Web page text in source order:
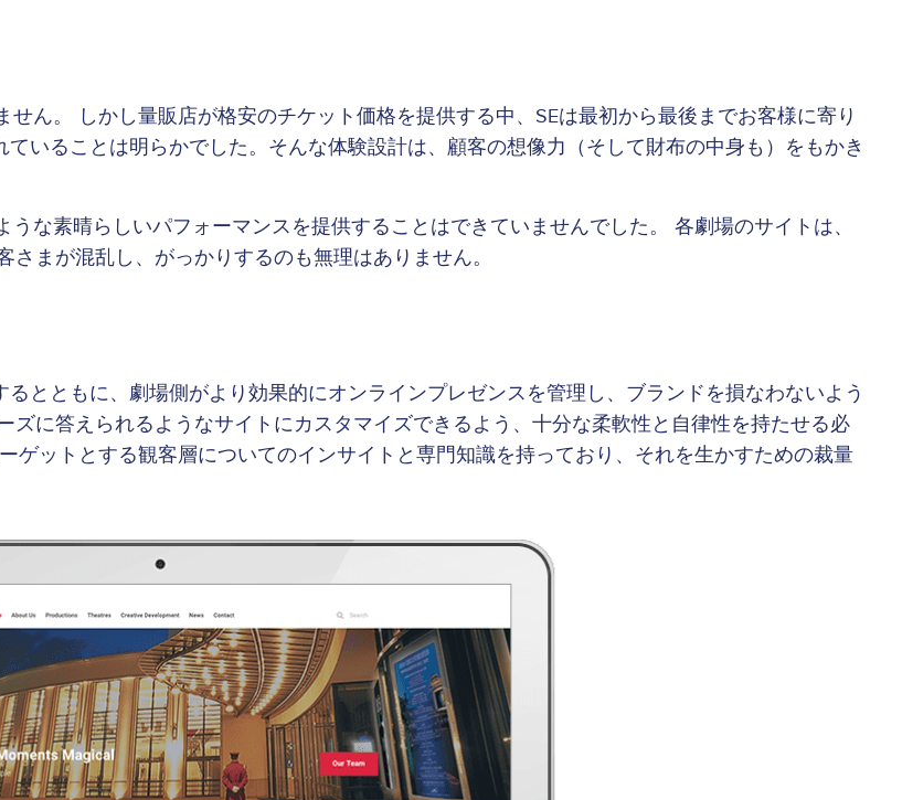
ん。 しかし量販店が格安のチケット価格を提供する中、SEは最初から最後までお客様に寄り
いることは明らかでした。そんな体験設計は、顧客の想像力（そして財布の中身も）をもかき
な素晴らしいパフォーマンスを提供することはできていませんでした。 各劇場のサイトは、
まが混乱し、がっかりするのも無理はありません。
とともに、劇場側がより効果的にオンラインプレゼンスを管理し、ブランドを損なわないよう
に答えられるようなサイトにカスタマイズできるよう、十分な柔軟性と自律性を持たせる必
ゲットとする観客層についてのインサイトと専門知識を持っており、それを生かすための裁量